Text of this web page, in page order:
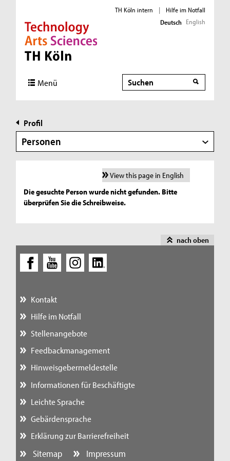
Direkt zur Hauptnavigation
Direkt zur Subnavigation
Direkt zum Inhalt
Direkt zum Fußbereich
TH Köln intern |
Hilfe im Notfall
Deutsch English
Menü Suche
Profil
Personen
View this page in English
Die gesuchte Person wurde nicht gefunden. Bitte
überprüfen Sie die Schreibweise.
nach oben
Kontakt
Hilfe im Notfall
Stellenangebote
Feedbackmanagement
Hinweisgebermeldestelle
Informationen für Beschäftigte
Leichte Sprache
Gebärdensprache
Erklärung zur Barrierefreiheit
Sitemap Impressum